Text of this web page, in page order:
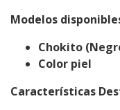
Modelos
Chokito
Color piel
Características